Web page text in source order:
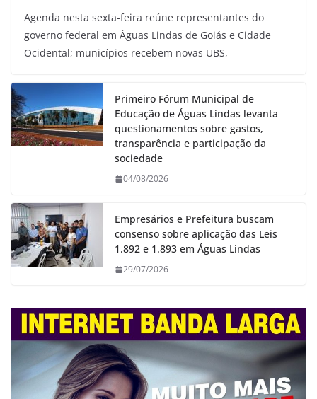
Agenda nesta sexta-feira reúne representantes do
governo federal em Águas Lindas de Goiás e Cidade
Ocidental; municípios recebem novas UBS,
Primeiro Fórum Municipal de
Educação de Águas Lindas levanta
questionamentos sobre gastos,
transparência e participação da
sociedade
04/08/2026
Empresários e Prefeitura buscam
consenso sobre aplicação das Leis
1.892 e 1.893 em Águas Lindas
29/07/2026